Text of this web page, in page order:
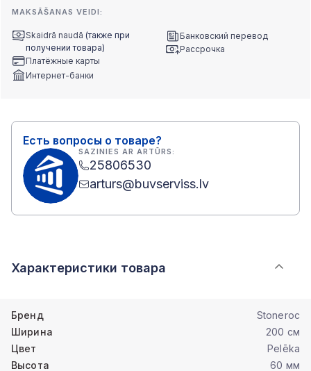
MAKSĀŠANAS VEIDI:
Skaidrā naudā (также при
получении товара)
Платёжные карты
Интернет-банки
Банковский перевод
Рассрочка
Есть вопросы о товаре?
SAZINIES AR ARTŪRS:
25806530
arturs@buvserviss.lv
Характеристики товара
Бренд
Stoneroc
Ширина
200 см
Цвет
Pelēka
Высота
60 мм